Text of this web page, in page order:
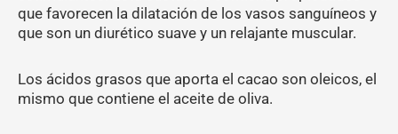
que favorecen la dilatación de los vasos sanguíneos y
que son un diurético suave y un relajante muscular.
Los ácidos grasos que aporta el cacao son oleicos, el
mismo que contiene el aceite de oliva.